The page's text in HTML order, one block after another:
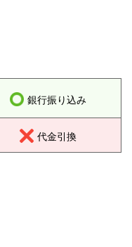
銀行振り込み
代金引換